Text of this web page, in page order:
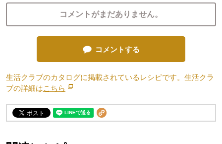
コメントがまだありません。
コメントする
生活クラブのカタログに掲載されているレシピです。生活クラ
ブの詳細はこちら 別のウィンドウで開きます。